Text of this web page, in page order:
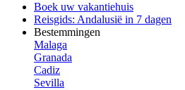
Boek uw vakantiehuis
Reisgids: Andalusië in 7 dagen
Bestemmingen
Malaga
Granada
Cadiz
Sevilla